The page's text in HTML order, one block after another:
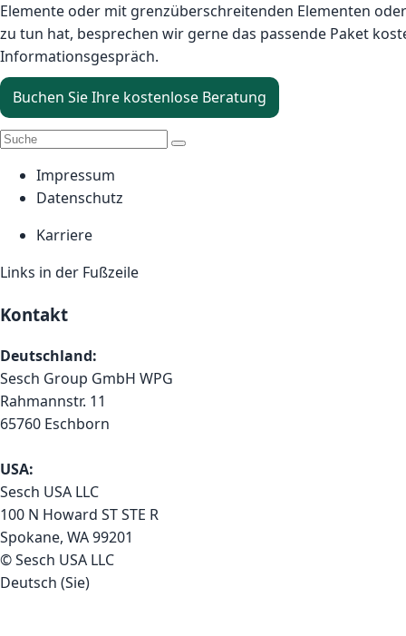
Elemente oder mit grenzüberschreitenden Elementen
zu tun hat, besprechen wir gerne das passende Paket
Informationsgespräch.
Buchen Sie Ihre kostenlose Beratung
Impressum
Datenschutz
Karriere
Links in der Fußzeile
Kontakt
Deutschland:
Sesch Group GmbH WPG
Rahmannstr. 11
65760 Eschborn
USA:
Sesch USA LLC
100 N Howard ST STE R
Spokane, WA 99201
© Sesch USA LLC
Deutsch (Sie)